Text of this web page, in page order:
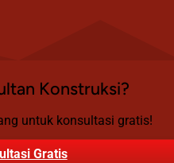
Konstruksi?
untuk konsultasi gratis!
Gratis